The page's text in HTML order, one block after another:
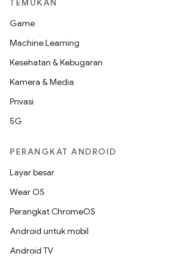
TEMUKAN
Game
Machine Learning
Kesehatan & Kebugaran
Kamera & Media
Privasi
5G
PERANGKAT ANDROID
Layar besar
Wear OS
Perangkat ChromeOS
Android untuk mobil
Android TV